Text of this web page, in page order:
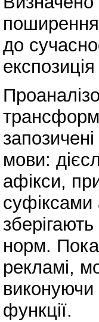
поширення
до
мови:
афікси,
суфіксами
норм.
рекламі,
виконуючи
функції.